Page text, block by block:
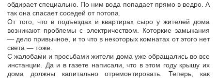
обдирает специально. По ним вода попадает прямо в ведро. А
так она спасает соседей от потопа.
От того, что в подъездах и квартирах сыро у жителей дома
возникают проблемы с электричеством. Которкие замыкания
— дело привычное, и то что в некоторых комнатах от этого нет
света — тоже.
С жалобами и просьбами жители дома уже обращались во все
инстанции. Да и в газете написали, что в этом году крышу их
дома должны капитально отремонтировать. Теперь, как